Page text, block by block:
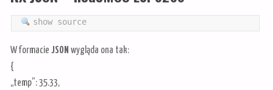
show source
W formacieJSON wygląda ona tak:
{
„temp”: 35.33,